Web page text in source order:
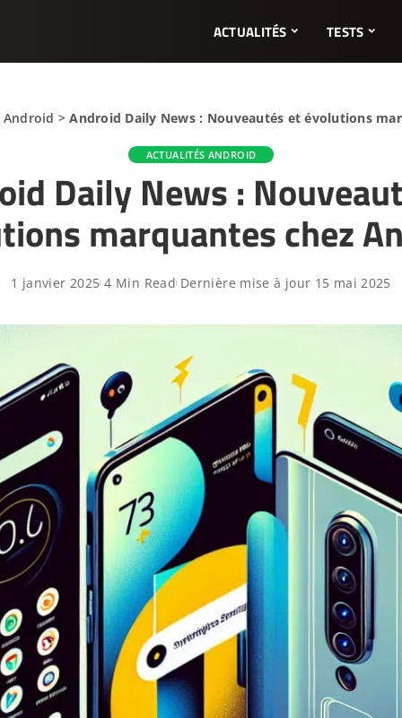
ACTUALITÉS TESTS
>Android Daily News : Nouveautés et évolutions
ACTUALITÉS ANDROID
Daily News :
marquantes chez
1 janvier 2025 4 Min Read Dernière mise à jour 15 mai 2025